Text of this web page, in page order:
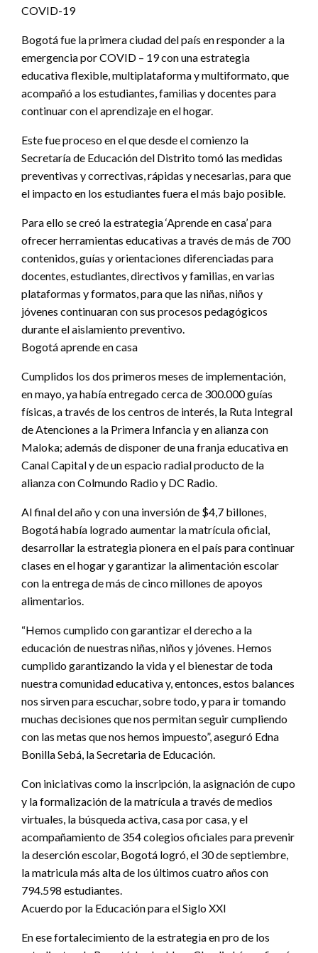
COVID-19
Bogotá fue la primera ciudad del país en responder a la
emergencia por COVID – 19 con una estrategia
educativa flexible, multiplataforma y multiformato, que
acompañó a los estudiantes, familias y docentes para
continuar con el aprendizaje en el hogar.
Este fue proceso en el que desde el comienzo la
Secretaría de Educación del Distrito tomó las medidas
preventivas y correctivas, rápidas y necesarias, para que
el impacto en los estudiantes fuera el más bajo posible.
Para ello se creó la estrategia ‘Aprende en casa’ para
ofrecer herramientas educativas a través de más de 700
contenidos, guías y orientaciones diferenciadas para
docentes, estudiantes, directivos y familias, en varias
plataformas y formatos, para que las niñas, niños y
jóvenes continuaran con sus procesos pedagógicos
durante el aislamiento preventivo.
Bogotá aprende en casa
Cumplidos los dos primeros meses de implementación,
en mayo, ya había entregado cerca de 300.000 guías
físicas, a través de los centros de interés, la Ruta Integral
de Atenciones a la Primera Infancia y en alianza con
Maloka; además de disponer de una franja educativa en
Canal Capital y de un espacio radial producto de la
alianza con Colmundo Radio y DC Radio.
Al final del año y con una inversión de $4,7 billones,
Bogotá había logrado aumentar la matrícula oficial,
desarrollar la estrategia pionera en el país para continuar
clases en el hogar y garantizar la alimentación escolar
con la entrega de más de cinco millones de apoyos
alimentarios.
“Hemos cumplido con garantizar el derecho a la
educación de nuestras niñas, niños y jóvenes. Hemos
cumplido garantizando la vida y el bienestar de toda
nuestra comunidad educativa y, entonces, estos balances
nos sirven para escuchar, sobre todo, y para ir tomando
muchas decisiones que nos permitan seguir cumpliendo
con las metas que nos hemos impuesto”, aseguró Edna
Bonilla Sebá, la Secretaria de Educación.
Con iniciativas como la inscripción, la asignación de cupo
y la formalización de la matrícula a través de medios
virtuales, la búsqueda activa, casa por casa, y el
acompañamiento de 354 colegios oficiales para prevenir
la deserción escolar, Bogotá logró, el 30 de septiembre,
la matricula más alta de los últimos cuatro años con
794.598 estudiantes.
Acuerdo por la Educación para el Siglo XXI
En ese fortalecimiento de la estrategia en pro de los